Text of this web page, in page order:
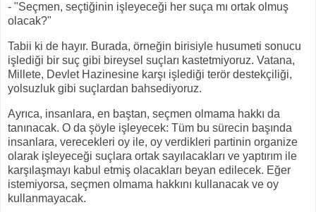
- "Seçmen, seçtiğinin işleyeceği her suça mı ortak olmuş
olacak?"
Tabii ki de hayır. Burada, örneğin birisiyle husumeti sonucu
işlediği bir suç gibi bireysel suçları kastetmiyoruz. Vatana,
Millete, Devlet Hazinesine karşı işlediği terör destekçiliği,
yolsuzluk gibi suçlardan bahsediyoruz.
Ayrıca, insanlara, en baştan, seçmen olmama hakkı da
tanınacak. O da şöyle işleyecek: Tüm bu sürecin başında
insanlara, verecekleri oy ile, oy verdikleri partinin organize
olarak işleyeceği suçlara ortak sayılacakları ve yaptırım ile
karşılaşmayı kabul etmiş olacakları beyan edilecek. Eğer
istemiyorsa, seçmen olmama hakkını kullanacak ve oy
kullanmayacak.